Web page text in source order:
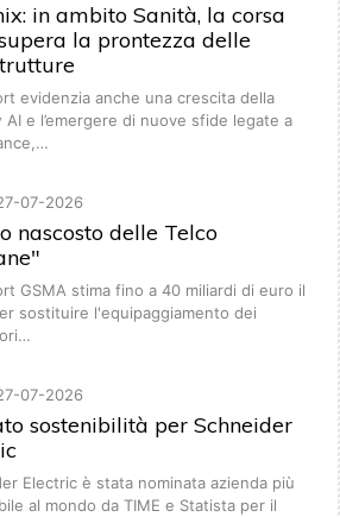
in ambito Sanità, la corsa
la prontezza delle
evidenzia anche una crescita della
AI e l’emergere di nuove sfide legate a
07-2026
nascosto delle Telco
GSMA stima fino a 40 miliardi di euro il
sostituire l'equipaggiamento dei
07-2026
sostenibilità per Schneider
Electric è stata nominata azienda più
al mondo da TIME e Statista per il